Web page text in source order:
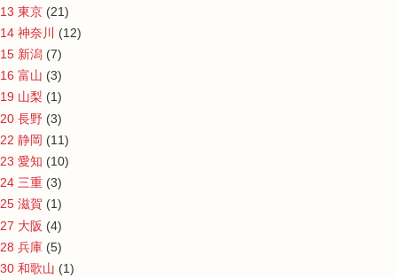
13 東京 (21)
14 神奈川
(12)
15 新潟 (7)
16 富山 (3)
19 山梨 (1)
20 長野 (3)
22 静岡 (11)
23 愛知 (10)
24 三重 (3)
25 滋賀 (1)
27 大阪 (4)
28 兵庫 (5)
30 和歌山 (1)